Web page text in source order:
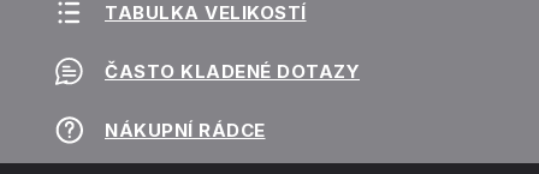
TABULKA VELIKOSTÍ
ČASTO KLADENÉ DOTAZY
NÁKUPNÍ RÁDCE